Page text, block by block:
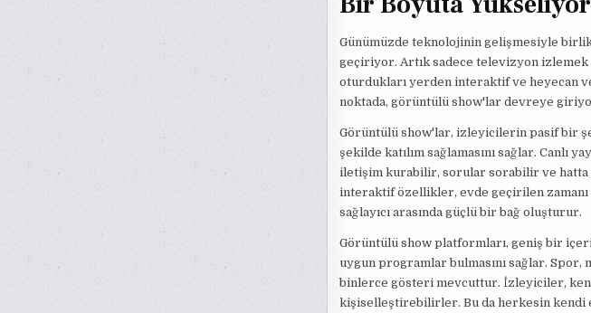
Günümüzde teknolojinin gelişmesiyle
geçiriyor. Artık sadece televizyon
oturdukları yerden interaktif ve heyecan
noktada, görüntülü show'lar devreye
Görüntülü show'lar, izleyicilerin pasif bir
şekilde katılım sağlamasını sağlar. Canlı
iletişim kurabilir, sorular sorabilir ve
interaktif özellikler, evde geçirilen
sağlayıcı arasında güçlü bir bağ oluşturur.
Görüntülü show platformları, geniş bir
uygun programlar bulmasını sağlar.
binlerce gösteri mevcuttur. İzleyiciler,
kişiselleştirebilirler. Bu da herkesin kendi